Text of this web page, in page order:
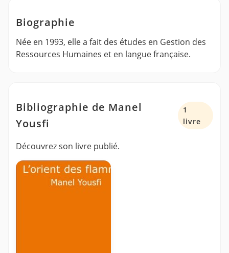
Biographie
Née en 1993, elle a fait des études en Gestion des
Ressources Humaines et en langue française.
Bibliographie de Manel
Yousfi
1
livre
Découvrez son livre publié.